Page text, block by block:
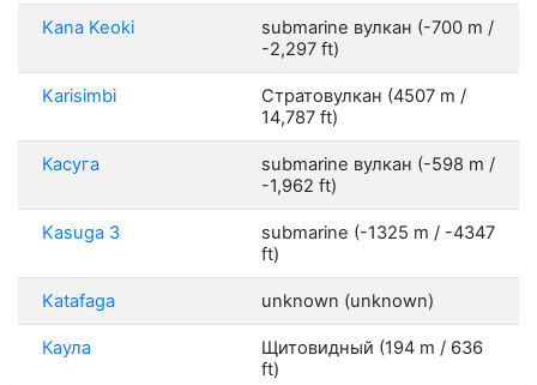
Kana Keoki
submarine вулкан (-700 m /
-2,297 ft)
Karisimbi
Стратовулкан (4507 m /
14,787 ft)
Касуга
submarine вулкан (-598 m /
-1,962 ft)
Kasuga 3
submarine (-1325 m / -4347
ft)
Katafaga unknown (unknown)
Каула
Щитовидный (194 m / 636
ft)